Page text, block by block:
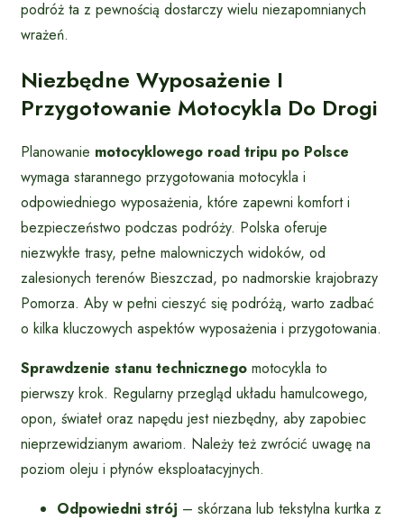
podróż ta z pewnością dostarczy wielu niezapomnianych
wrażeń.
Niezbędne Wyposażenie I
Przygotowanie Motocykla Do Drogi
Planowanie motocyklowego road tripu po Polsce
wymaga starannego przygotowania motocykla i
odpowiedniego wyposażenia, które zapewni komfort i
bezpieczeństwo podczas podróży. Polska oferuje
niezwykłe trasy, pełne malowniczych widoków, od
zalesionych terenów Bieszczad, po nadmorskie krajobrazy
Pomorza. Aby w pełni cieszyć się podróżą, warto zadbać
o kilka kluczowych aspektów wyposażenia i przygotowania.
Sprawdzenie stanu technicznego motocykla to
pierwszy krok. Regularny przegląd układu hamulcowego,
opon, świateł oraz napędu jest niezbędny, aby zapobiec
nieprzewidzianym awariom. Należy też zwrócić uwagę na
poziom oleju i płynów eksploatacyjnych.
Odpowiedni strój – skórzana lub tekstylna kurtka z